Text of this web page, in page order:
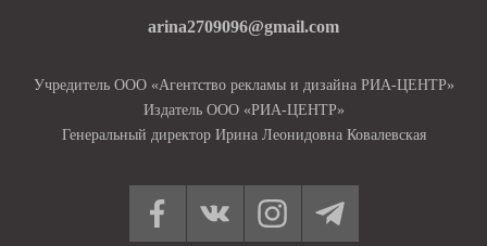
arina2709096@gmail.com
Учредитель ООО «Агентство рекламы и дизайна РИА-ЦЕНТР»
Издатель ООО «РИА-ЦЕНТР»
Генеральный директор Ирина Леонидовна Ковалевская